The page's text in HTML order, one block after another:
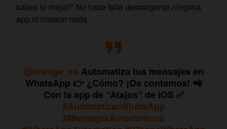
sabes lo mejor? No hace falta descargarse ninguna
app ni instalar nada.
@orange_es Automatiza tus mensajes en
WhatsApp 👉 ¿Cómo? ¡Os contamos! 📲
Con la app de “Atajos” de iOS ✅
#AutomatizarWhatsApp
#MensajesAutomaticos